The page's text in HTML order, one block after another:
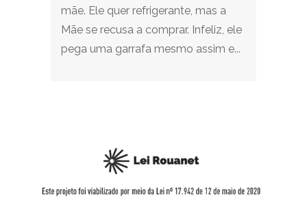
mãe. Ele quer refrigerante, mas a
Mãe se recusa a comprar. Infeliz, ele
pega uma garrafa mesmo assim e...